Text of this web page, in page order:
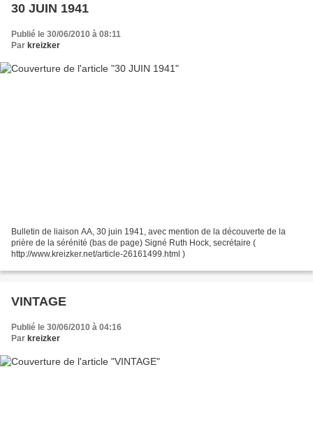
30 JUIN 1941
Publié le 30/06/2010 à 08:11
Par kreizker
Bulletin de liaison AA, 30 juin 1941, avec mention de la découverte de la
prière de la sérénité (bas de page) Signé Ruth Hock, secrétaire (
http://www.kreizker.net/article-26161499.html )
VINTAGE
Publié le 30/06/2010 à 04:16
Par kreizker